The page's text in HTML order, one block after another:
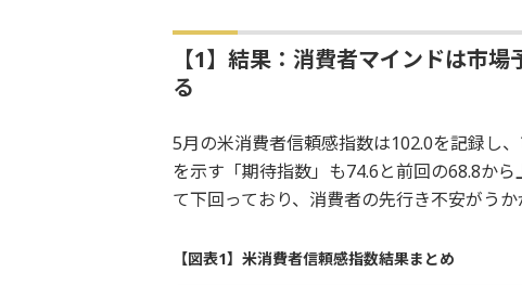
【1】結果：消費者マインドは市
る
5月の米消費者信頼感指数は102.0を記録し
を示す「期待指数」も74.6と前回の68.8か
て下回っており、消費者の先行き不安がうか
【図表1】米消費者信頼感指数結果まとめ